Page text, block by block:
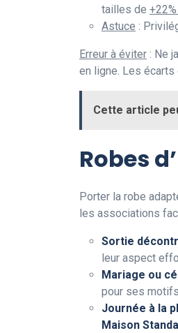
tailles de
Astuce :
Erreur à éviter : Ne
en ligne. Les
Cette article
Robes
Porter la robe
les associations
Sortie
leur aspect
Mariage ou
pour ses
Journée à la
Maison